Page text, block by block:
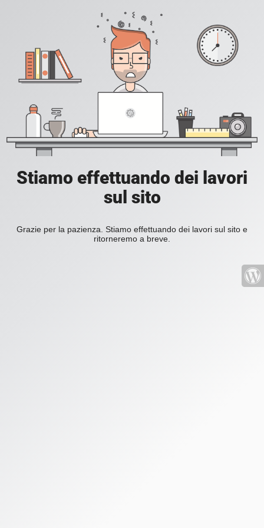
Stiamo effettuando dei lavori
sul sito
Grazie per la pazienza. Stiamo effettuando dei lavori sul sito e
ritorneremo a breve.